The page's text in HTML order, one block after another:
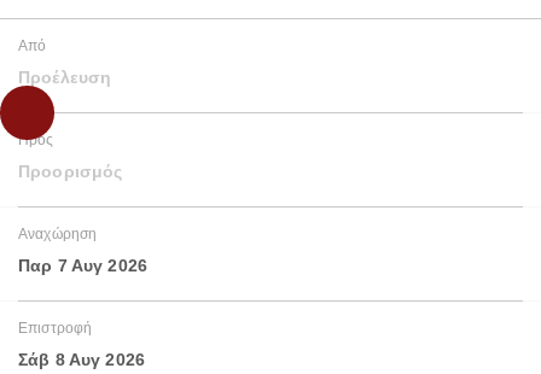
Από
Προέλευση
Προς
Προορισμός
Αναχώρηση
Παρ 7 Αυγ 2026
Επιστροφή
Σάβ 8 Αυγ 2026